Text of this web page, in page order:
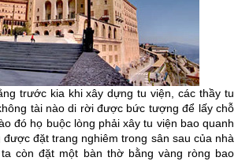
trước kia khi xây dựng tu viện, các thầy tu
tài nào di rời được bức tượng để lấy chỗ
đó họ buộc lòng phải xây tu viện bao quanh
đặt trang nghiêm trong sân sau của nhà
còn đặt một bàn thờ bằng vàng ròng bao